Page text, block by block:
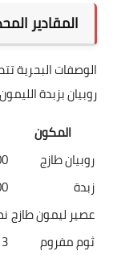
المقادير
الوصفات البحرية
روبيان بزبدة
المكون
روبيان طازج
زبدة
عصير ليمون طازج
ثوم مفروم
3 فصوص